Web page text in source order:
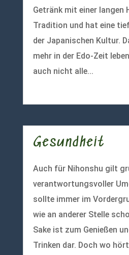
Getränk mit einer langen
Tradition und hat eine
der Japanischen Kultur.
mehr in der Edo-Zeit
auch nicht alle...
Gesundheit
Auch für Nihonshu gilt
verantwortungsvoller
sollte immer im
wie an anderer Stelle
Sake ist zum Genießen
Trinken dar. Doch wo